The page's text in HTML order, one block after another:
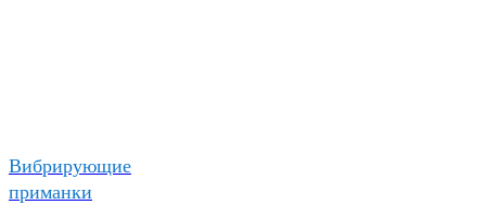
Вибрирующие
приманки